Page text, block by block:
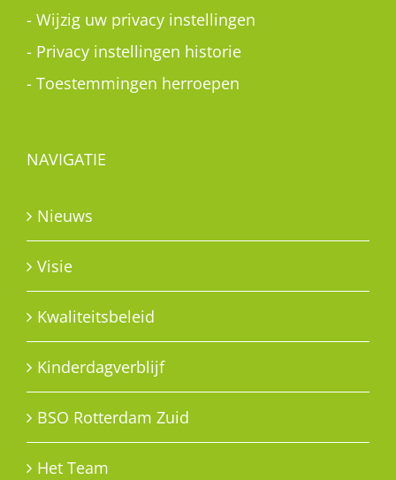
- Wijzig uw privacy instellingen
- Privacy instellingen historie
- Toestemmingen herroepen
NAVIGATIE
Nieuws
Visie
Kwaliteitsbeleid
Kinderdagverblijf
BSO Rotterdam Zuid
Het Team